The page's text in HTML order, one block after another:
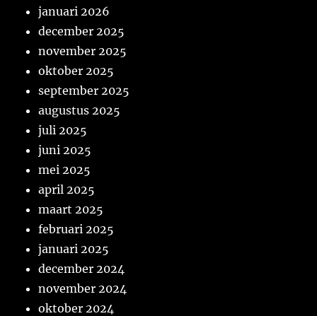
januari 2026
december 2025
november 2025
oktober 2025
september 2025
augustus 2025
juli 2025
juni 2025
mei 2025
april 2025
maart 2025
februari 2025
januari 2025
december 2024
november 2024
oktober 2024